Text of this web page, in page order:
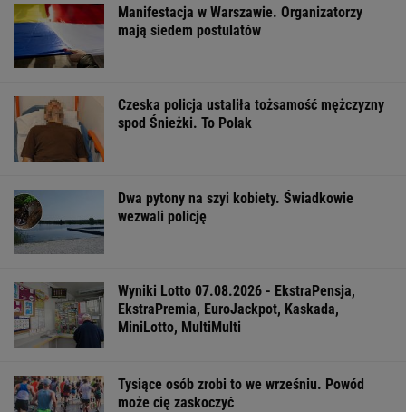
Manifestacja w Warszawie. Organizatorzy
mają siedem postulatów
Czeska policja ustaliła tożsamość mężczyzny
spod Śnieżki. To Polak
Dwa pytony na szyi kobiety. Świadkowie
wezwali policję
Wyniki Lotto 07.08.2026 - EkstraPensja,
EkstraPremia, EuroJackpot, Kaskada,
MiniLotto, MultiMulti
Tysiące osób zrobi to we wrześniu. Powód
może cię zaskoczyć